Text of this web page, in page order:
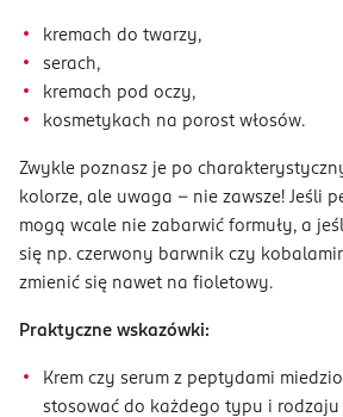
kremach do twarzy,
serach,
kremach pod oczy,
kosmetykach na porost włosów.
Zwykle poznasz je po
kolorze, ale uwaga – nie zawsze! Jeśli
mogą wcale nie zabarwić formuły, a
się np. czerwony barwnik czy
zmienić się nawet na fioletowy.
Praktyczne wskazówki:
Krem czy serum z peptydami
stosować do każdego typu i rodzaju